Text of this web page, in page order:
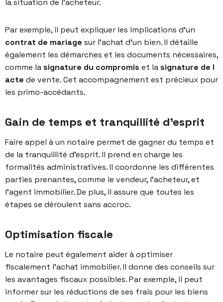
la situation de l’acheteur.
Par exemple, il peut expliquer les implications d’un
contrat de mariage sur l’achat d’un bien. Il détaille
également les démarches et les documents nécessaires,
comme lasignature du compromis et lasignature de l
acte de vente. Cet accompagnement est précieux pour
les primo-accédants.
Gain de temps et tranquillité d'esprit
Faire appel à un notaire permet de gagner du temps et
de la tranquillité d’esprit. Il prend en charge les
formalités administratives. Il coordonne les différentes
parties prenantes, comme le vendeur, l’acheteur, et
l’agent immobilier. De plus, il assure que toutes les
étapes se déroulent sans accroc.
Optimisation fiscale
Le notaire peut également aider àoptimiser
fiscalement l’achat immobilier. Il donne des conseils sur
les avantages fiscaux possibles. Par exemple, il peut
informer sur les réductions de ses frais pour les biens